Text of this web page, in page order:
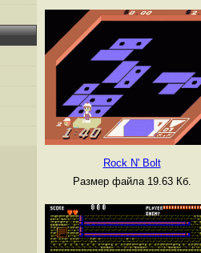
Rock N' Bolt
Размер файла 19.63 Кб.